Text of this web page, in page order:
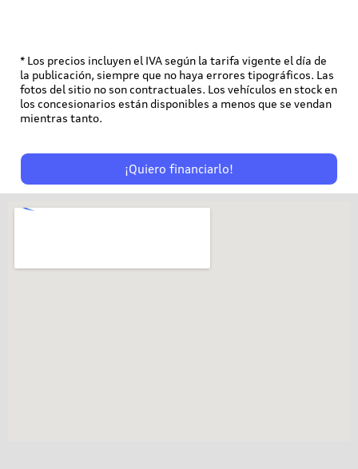
* Los precios incluyen el IVA según la tarifa vigente el día de
la publicación, siempre que no haya errores tipográficos. Las
fotos del sitio no son contractuales. Los vehículos en stock en
los concesionarios están disponibles a menos que se vendan
mientras tanto.
¡Quiero financiarlo!